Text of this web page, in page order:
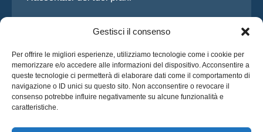
Gestisci il consenso
Per offrire le migliori esperienze, utilizziamo tecnologie come i cookie per
memorizzare e/o accedere alle informazioni del dispositivo. Acconsentire a
queste tecnologie ci permetterà di elaborare dati come il comportamento di
navigazione o ID unici su questo sito. Non acconsentire o revocare il
consenso potrebbe influire negativamente su alcune funzionalità e
caratteristiche.Ho letto e accetto l’